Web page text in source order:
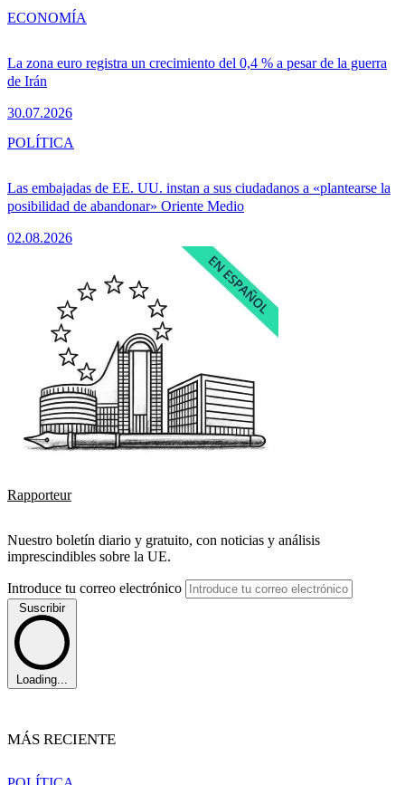
La zona euro registra un crecimiento del 0,4 % a pesar de la guerra
de Irán
30.07.2026
ECONOMÍA
Las embajadas de EE. UU. instan a sus ciudadanos a «plantearse la
posibilidad de abandonar» Oriente Medio
02.08.2026
POLÍTICA
Rapporteur
Nuestro boletín diario y gratuito, con noticias y análisis
imprescindibles sobre la UE.
Introduce tu correo electrónico
Suscribir
Loading...
MÁS RECIENTE